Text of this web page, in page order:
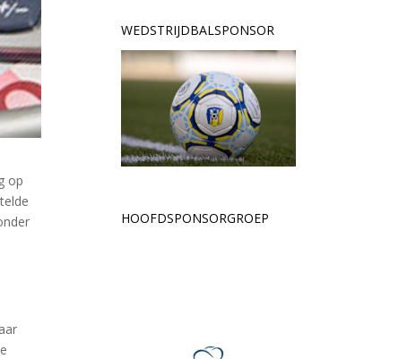
op
WEDSTRIJDBALSPONSOR
HOOFDSPONSORGROEP